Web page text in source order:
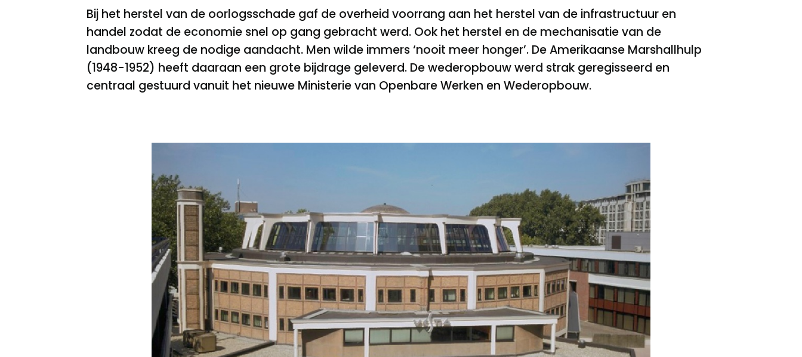
Bij het herstel van de oorlogsschade gaf de overheid voorrang aan het herstel van de infrastructuur en
handel zodat de economie snel op gang gebracht werd. Ook het herstel en de mechanisatie van de
landbouw kreeg de nodige aandacht. Men wilde immers ‘nooit meer honger’. De Amerikaanse Marshallhulp
(1948-1952) heeft daaraan een grote bijdrage geleverd. De wederopbouw werd strak geregisseerd en
centraal gestuurd vanuit het nieuwe Ministerie van Openbare Werken en Wederopbouw.